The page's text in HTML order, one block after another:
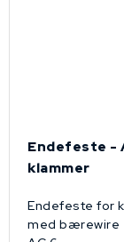
Endefeste -
klammer
Endefeste for
med bærewire